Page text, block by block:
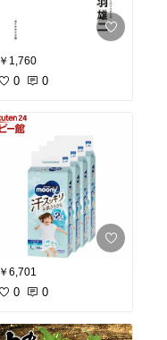
￥1,760
0 0
￥6,701
0 0